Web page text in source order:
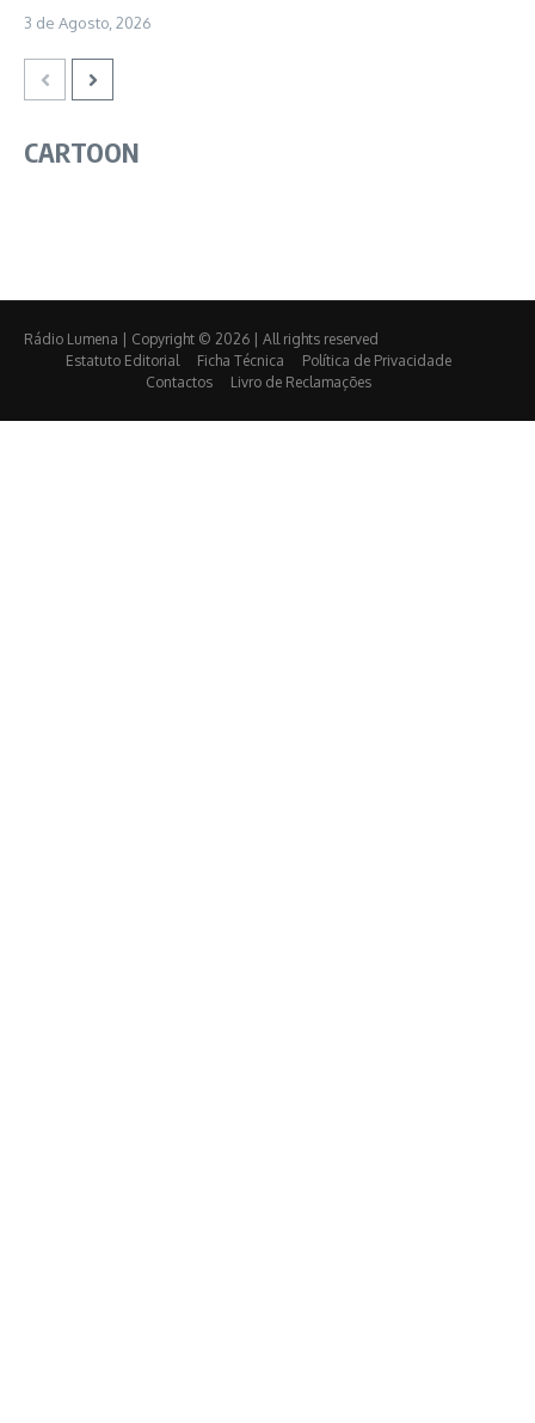
3 de Agosto, 2026
CARTOON
Rádio Lumena | Copyright © 2026 | All rights reserved
Estatuto Editorial
Ficha Técnica
Política de Privacidade
Contactos
Livro de Reclamações